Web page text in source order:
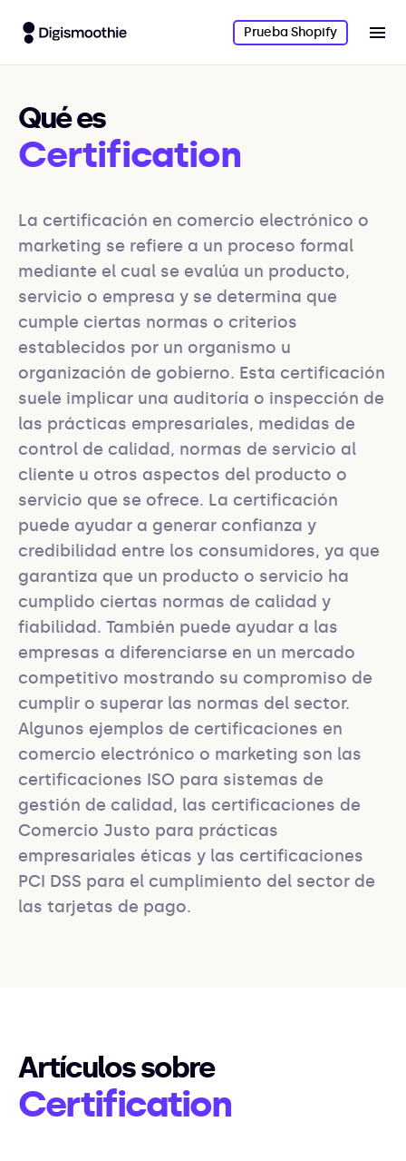
Prueba Shopify
Qué es
Certification
La certificación en comercio electrónico o
marketing se refiere a un proceso formal
mediante el cual se evalúa un producto,
servicio o empresa y se determina que
cumple ciertas normas o criterios
establecidos por un organismo u
organización de gobierno. Esta certificación
suele implicar una auditoría o inspección de
las prácticas empresariales, medidas de
control de calidad, normas de servicio al
cliente u otros aspectos del producto o
servicio que se ofrece. La certificación
puede ayudar a generar confianza y
credibilidad entre los consumidores, ya que
garantiza que un producto o servicio ha
cumplido ciertas normas de calidad y
fiabilidad. También puede ayudar a las
empresas a diferenciarse en un mercado
competitivo mostrando su compromiso de
cumplir o superar las normas del sector.
Algunos ejemplos de certificaciones en
comercio electrónico o marketing son las
certificaciones ISO para sistemas de
gestión de calidad, las certificaciones de
Comercio Justo para prácticas
empresariales éticas y las certificaciones
PCI DSS para el cumplimiento del sector de
las tarjetas de pago.
Artículos sobre
Certification